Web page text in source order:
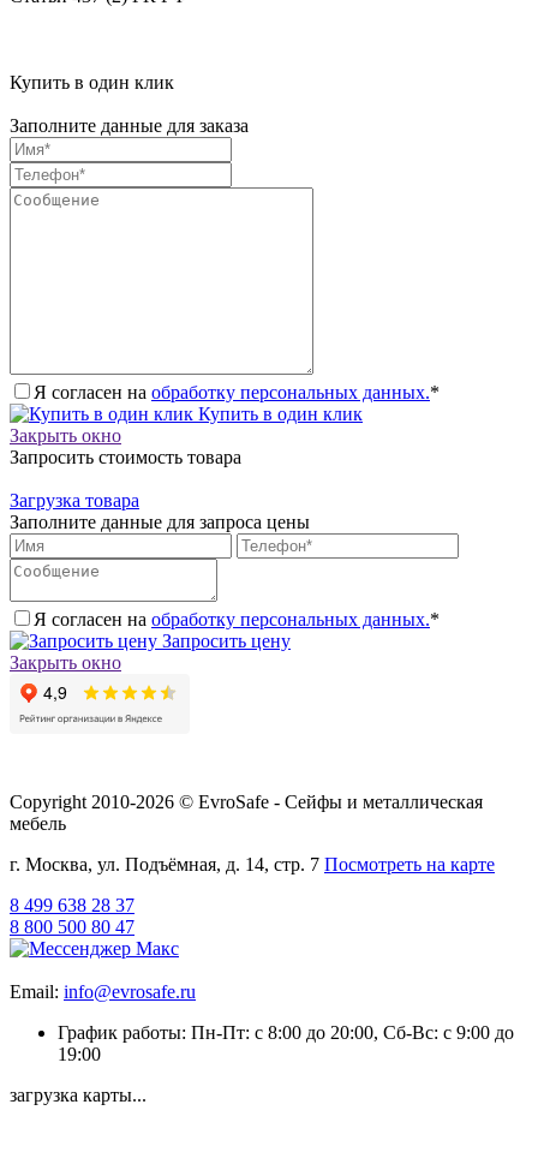
Купить в один клик
Заполните данные для заказа
Я согласен на обработку персональных данных.*
Купить в один клик
Закрыть окно
Запросить стоимость товара
Загрузка товара
Заполните данные для запроса цены
Я согласен на обработку персональных данных.*
Запросить цену
Закрыть окно
Copyright 2010-2026 © EvroSafe - Сейфы и металлическая
мебель
г. Москва, ул. Подъёмная, д. 14, стр. 7 Посмотреть на карте
8 499 638 28 37
8 800 500 80 47
Email: info@evrosafe.ru
График работы: Пн-Пт: с 8:00 до 20:00, Сб-Вс: с 9:00 до
19:00
загрузка карты...